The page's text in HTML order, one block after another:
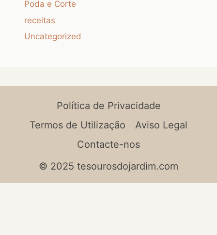
Poda e Corte
receitas
Uncategorized
Política de Privacidade
Termos de Utilização
Aviso Legal
Contacte-nos
© 2025 tesourosdojardim.com